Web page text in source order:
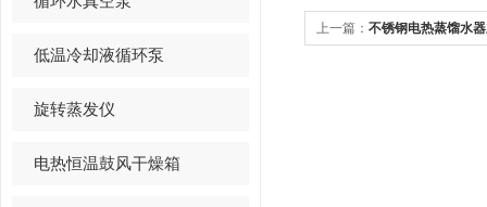
低温冷却液循环泵
旋转蒸发仪
电热恒温鼓风干燥箱
上一篇： 不锈钢电热蒸馏水